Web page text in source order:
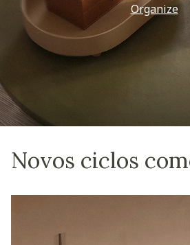
Organize
Novos ciclos